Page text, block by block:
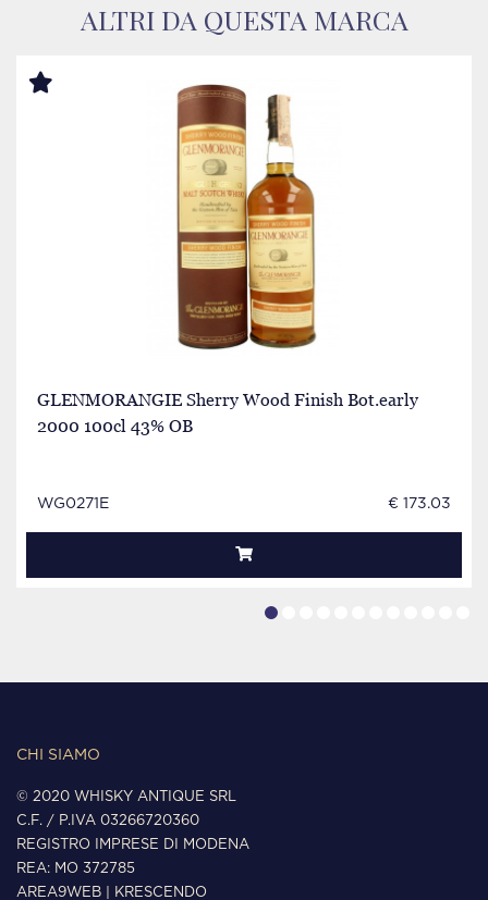
ALTRI DA QUESTA MARCA
GLENMORANGIE Sherry Wood Finish Bot.early
2000 100cl 43% OB
WG0271E € 173.03
CHI SIAMO
© 2020 WHISKY ANTIQUE SRL
C.F. / P.IVA 03266720360
REGISTRO IMPRESE DI MODENA
REA: MO 372785
AREA9WEB
KRESCENDO